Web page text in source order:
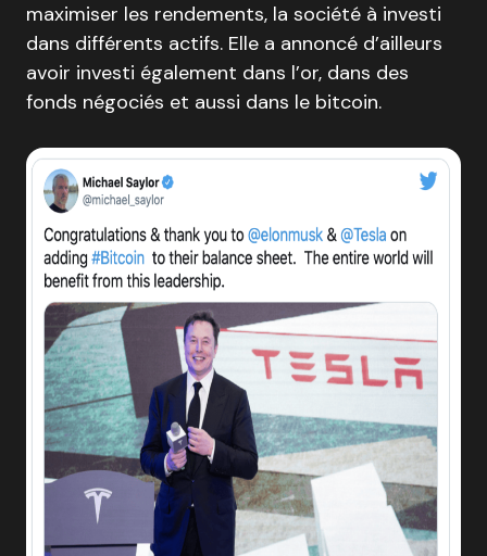
maximiser les rendements, la société à investi
dans différents actifs. Elle a annoncé d’ailleurs
avoir investi également dans l’or, dans des
fonds négociés et aussi dans le bitcoin.